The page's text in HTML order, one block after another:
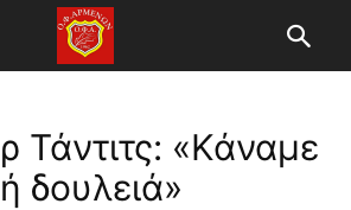
Τάντιτς: «Κάναμε
δουλειά»